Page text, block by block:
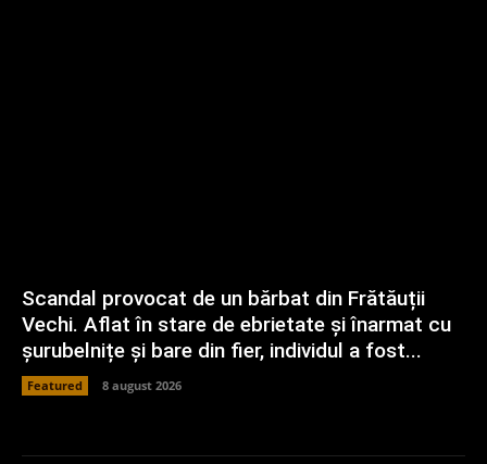
Scandal provocat de un bărbat din Frătăuții
Vechi. Aflat în stare de ebrietate și înarmat cu
șurubelnițe și bare din fier, individul a fost...
Featured 8 august 2026